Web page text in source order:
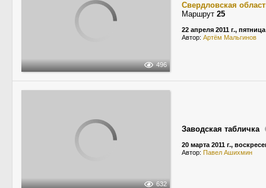
496
Свердловская
Маршрут 25
22 апреля 2011 г., пятница
Автор: Артём Мальгинов
632
Заводская табличка
20 марта 2011 г.,
Автор: Павел Ашихмин